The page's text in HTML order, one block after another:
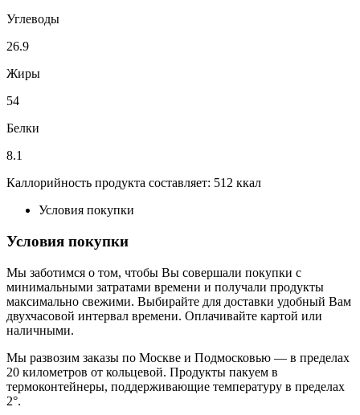
Углеводы
26.9
Жиры
54
Белки
8.1
Каллорийность продукта составляет: 512 ккал
Условия покупки
Условия покупки
Мы заботимся о том, чтобы Вы совершали покупки с
минимальными затратами времени и получали продукты
максимально свежими. Выбирайте для доставки удобный Вам
двухчасовой интервал времени. Оплачивайте картой или
наличными.
Мы развозим заказы по Москве и Подмосковью — в пределах
20 километров от кольцевой. Продукты пакуем в
термоконтейнеры, поддерживающие температуру в пределах
2°.